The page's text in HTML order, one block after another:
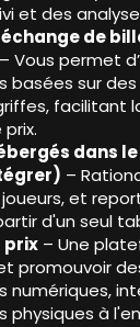
et des
de
– Vous permet
basées sur
facilitant
dans
–
joueurs, et
d'un seul
prix – Une
promouvoir
numériques,
physiques à